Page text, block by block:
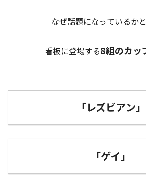
なぜ話題になっているか
看板に登場する8組のカッ
「レズビアン」
「ゲイ」